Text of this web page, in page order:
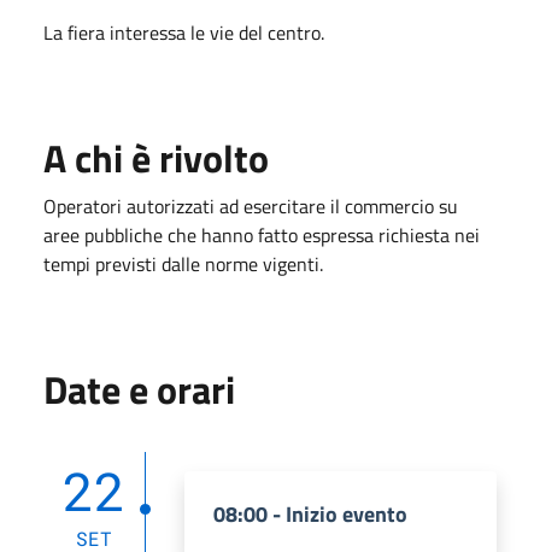
La fiera interessa le vie del centro.
A chi è rivolto
Operatori autorizzati ad esercitare il commercio su
aree pubbliche che hanno fatto espressa richiesta nei
tempi previsti dalle norme vigenti.
Date e orari
22
SET
08:00 - Inizio evento